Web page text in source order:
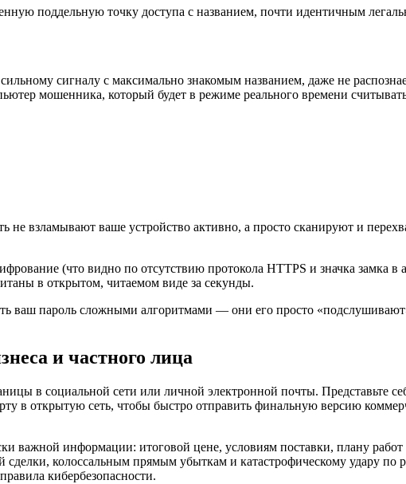
поддельную точку доступа с названием, почти идентичным
сигналу с максимально знакомым названием, даже не
мошенника, который будет в режиме реального времени
взламывают ваше устройство активно, а просто сканируют и
(что видно по отсутствию протокола HTTPS и значка замка в
в открытом, читаемом виде за секунды.
ваш пароль сложными алгоритмами — они его просто
и частного лица
в социальной сети или личной электронной почты. Представьте
в открытую сеть, чтобы быстро отправить финальную версию
важной информации: итоговой цене, условиям поставки, плану
колоссальным прямым убыткам и катастрофическому удару
кибербезопасности.